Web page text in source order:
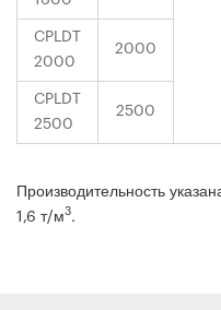
CPLDT
2000
2000
CPLDT
2500
2500
Производительность
1,6 т/м3.